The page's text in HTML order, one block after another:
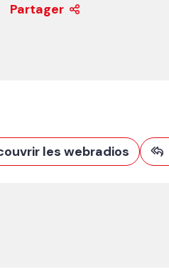
Partager
les webradios